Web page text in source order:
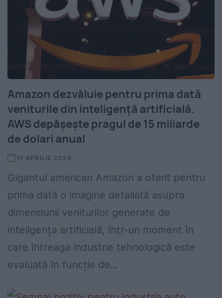
Amazon dezvăluie pentru prima dată
veniturile din inteligență artificială.
AWS depășește pragul de 15 miliarde
de dolari anual
10 APRILIE 2026
Gigantul american Amazon a oferit pentru
prima dată o imagine detaliată asupra
dimensiunii veniturilor generate de
inteligența artificială, într-un moment în
care întreaga industrie tehnologică este
evaluată în funcție de...